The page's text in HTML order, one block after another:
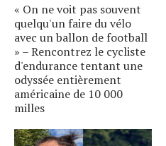
« On ne voit pas souvent
quelqu'un faire du vélo
avec un ballon de football
» – Rencontrez le cycliste
d'endurance tentant une
odyssée entièrement
américaine de 10 000
milles